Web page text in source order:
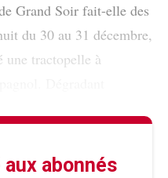
Grand Soir fait-elle des
du 30 au 31 décembre,
une tractopelle à
abonnés